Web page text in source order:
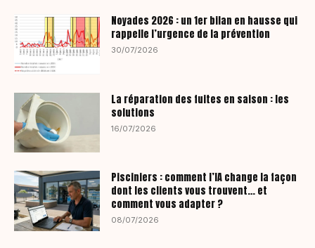
Noyades 2026 : un 1er bilan en hausse qui
rappelle l’urgence de la prévention
30/07/2026
La réparation des fuites en saison : les
solutions
16/07/2026
Pisciniers : comment l’IA change la façon
dont les clients vous trouvent… et
comment vous adapter ?
08/07/2026